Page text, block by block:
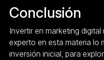
Conclusión
Invertir en marketing
experto en esta materia lo
inversión inicial, para